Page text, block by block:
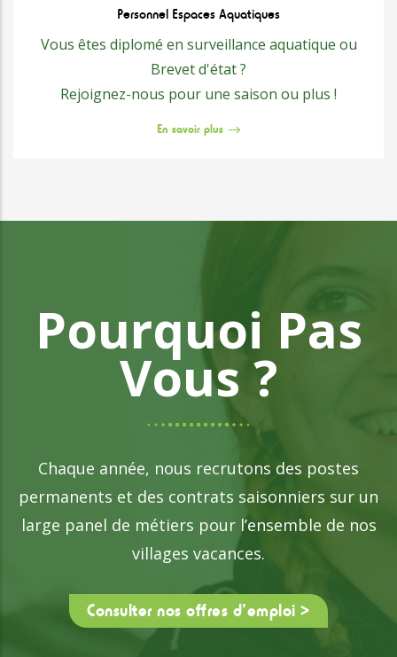
Personnel Espaces Aquatiques
Vous êtes diplomé en surveillance aquatique ou
Brevet d'état ?
Rejoignez-nous pour une saison ou plus !
En savoir plus
Pourquoi Pas
Vous ?
Chaque année, nous recrutons des postes
permanents et des contrats saisonniers sur un
large panel de métiers pour l’ensemble de nos
villages vacances.
Consulter nos offres d’emploi >